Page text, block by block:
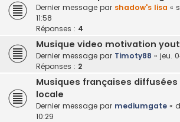
Dernier message par shadow's lisa «
11:58
Réponses : 4
Musique video motivation
Dernier message par Timoty88 « jeu.
Réponses : 2
Musiques françaises diffusées
locale
Dernier message par mediumgate «
10:29